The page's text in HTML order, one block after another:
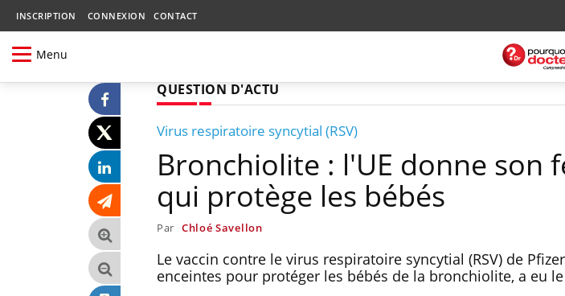
INSCRIPTION CONNEXION CONTACT
Menu
QUESTION D'ACTU
Virus respiratoire syncytial (RSV)
Bronchiolite : l'UE donne son
qui protège les bébés
Par Chloé Savellon
Le vaccin contre le virus respiratoire syncytial (RSV) de
enceintes pour protéger les bébés de la bronchiolite, a eu